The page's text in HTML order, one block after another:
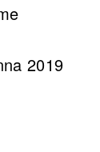
2019